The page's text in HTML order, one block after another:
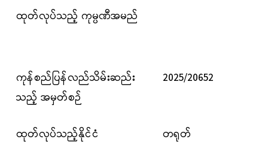
ထုတ်လုပ်သည့် ကုမ္ပဏီအမည်
ကုန်စည်ပြန်လည်သိမ်းဆည်း
သည့် အမှတ်စဉ်
2025/20652
ထုတ်လုပ်သည့်နိုင်ငံ တရုတ်